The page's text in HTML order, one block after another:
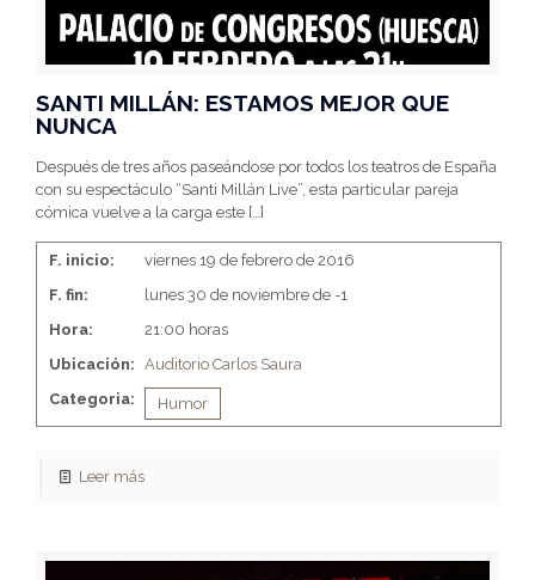
SANTI MILLÁN: ESTAMOS MEJOR QUE
NUNCA
Después de tres años paseándose por todos los teatros de España
con su espectáculo “Santi Millán Live”, esta particular pareja
cómica vuelve a la carga este […]
F. inicio:
viernes 19 de febrero de 2016
F. fin:
lunes 30 de noviembre de -1
Hora:
21:00 horas
Ubicación: Auditorio Carlos Saura
Categoria:
Humor
Leer más